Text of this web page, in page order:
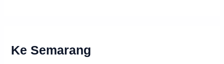
Ke Semarang